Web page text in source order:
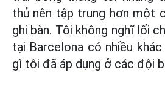
thủ nên tập trung hơn một
ghi bàn. Tôi không nghĩ lối
tại Barcelona có nhiều
gì tôi đã áp dụng ở các đội